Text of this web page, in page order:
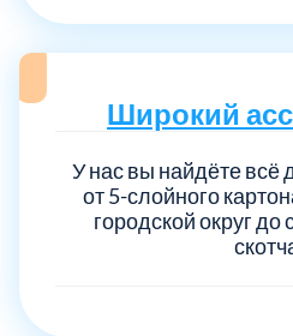
Широкий
У нас вы найдёте всё
от 5-слойного
городской округ до